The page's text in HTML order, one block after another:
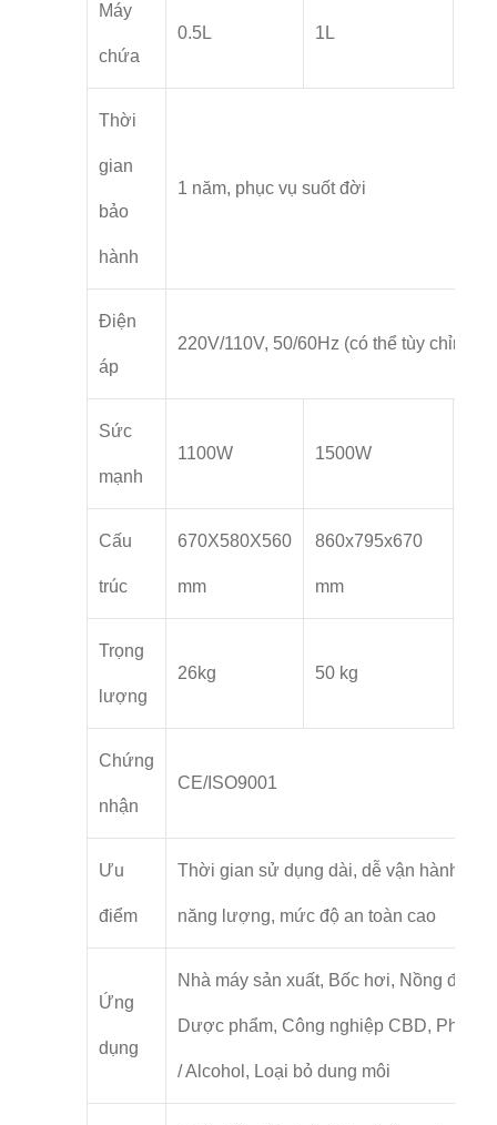
Máy
chứa
0.5L 1L
Thời
gian
bảo
hành
1 năm, phục vụ suốt đời
Điện
áp
220V/110V, 50/60Hz (có thể tùy chỉnh)
Sức
mạnh
1100W 1500W
Cấu
trúc
670X580X560
mm
860x795x670
mm
Trọng
lượng
26kg 50 kg
Chứng
nhận
CE/ISO9001
Ưu
điểm
Thời gian sử dụng dài, dễ vận hành, tiết
năng lượng, mức độ an toàn cao
Ứng
dụng
Nhà máy sản xuất, Bốc hơi, Nồng độ,
Dược phẩm, Công nghiệp CBD, Phục
/ Alcohol, Loại bỏ dung môi